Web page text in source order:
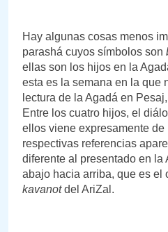
Hay algunas cosas menos
parashá cuyos símbolos son
ellas son los hijos en la
esta es la semana en la que
lectura de la Agadá en
Entre los cuatro hijos, el
ellos viene expresamente
respectivas referencias
diferente al presentado en la
abajo hacia arriba, que es el
kavanotdel AriZal.